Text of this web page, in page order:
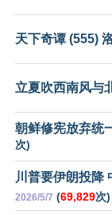
天下奇谭 (555)
立夏吹西南风与
朝鲜修宪放弃统
次)
川普要伊朗投降
2026/5/7 (69,829次)